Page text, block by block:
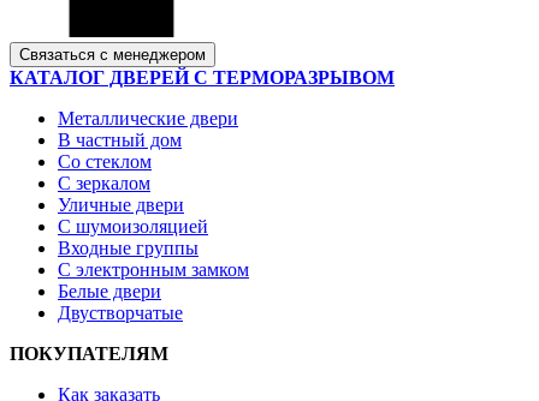
Связаться с менеджером
КАТАЛОГ ДВЕРЕЙ С ТЕРМОРАЗРЫВОМ
Металлические двери
В частный дом
Со стеклом
С зеркалом
Уличные двери
С шумоизоляцией
Входные группы
С электронным замком
Белые двери
Двустворчатые
ПОКУПАТЕЛЯМ
Как заказать